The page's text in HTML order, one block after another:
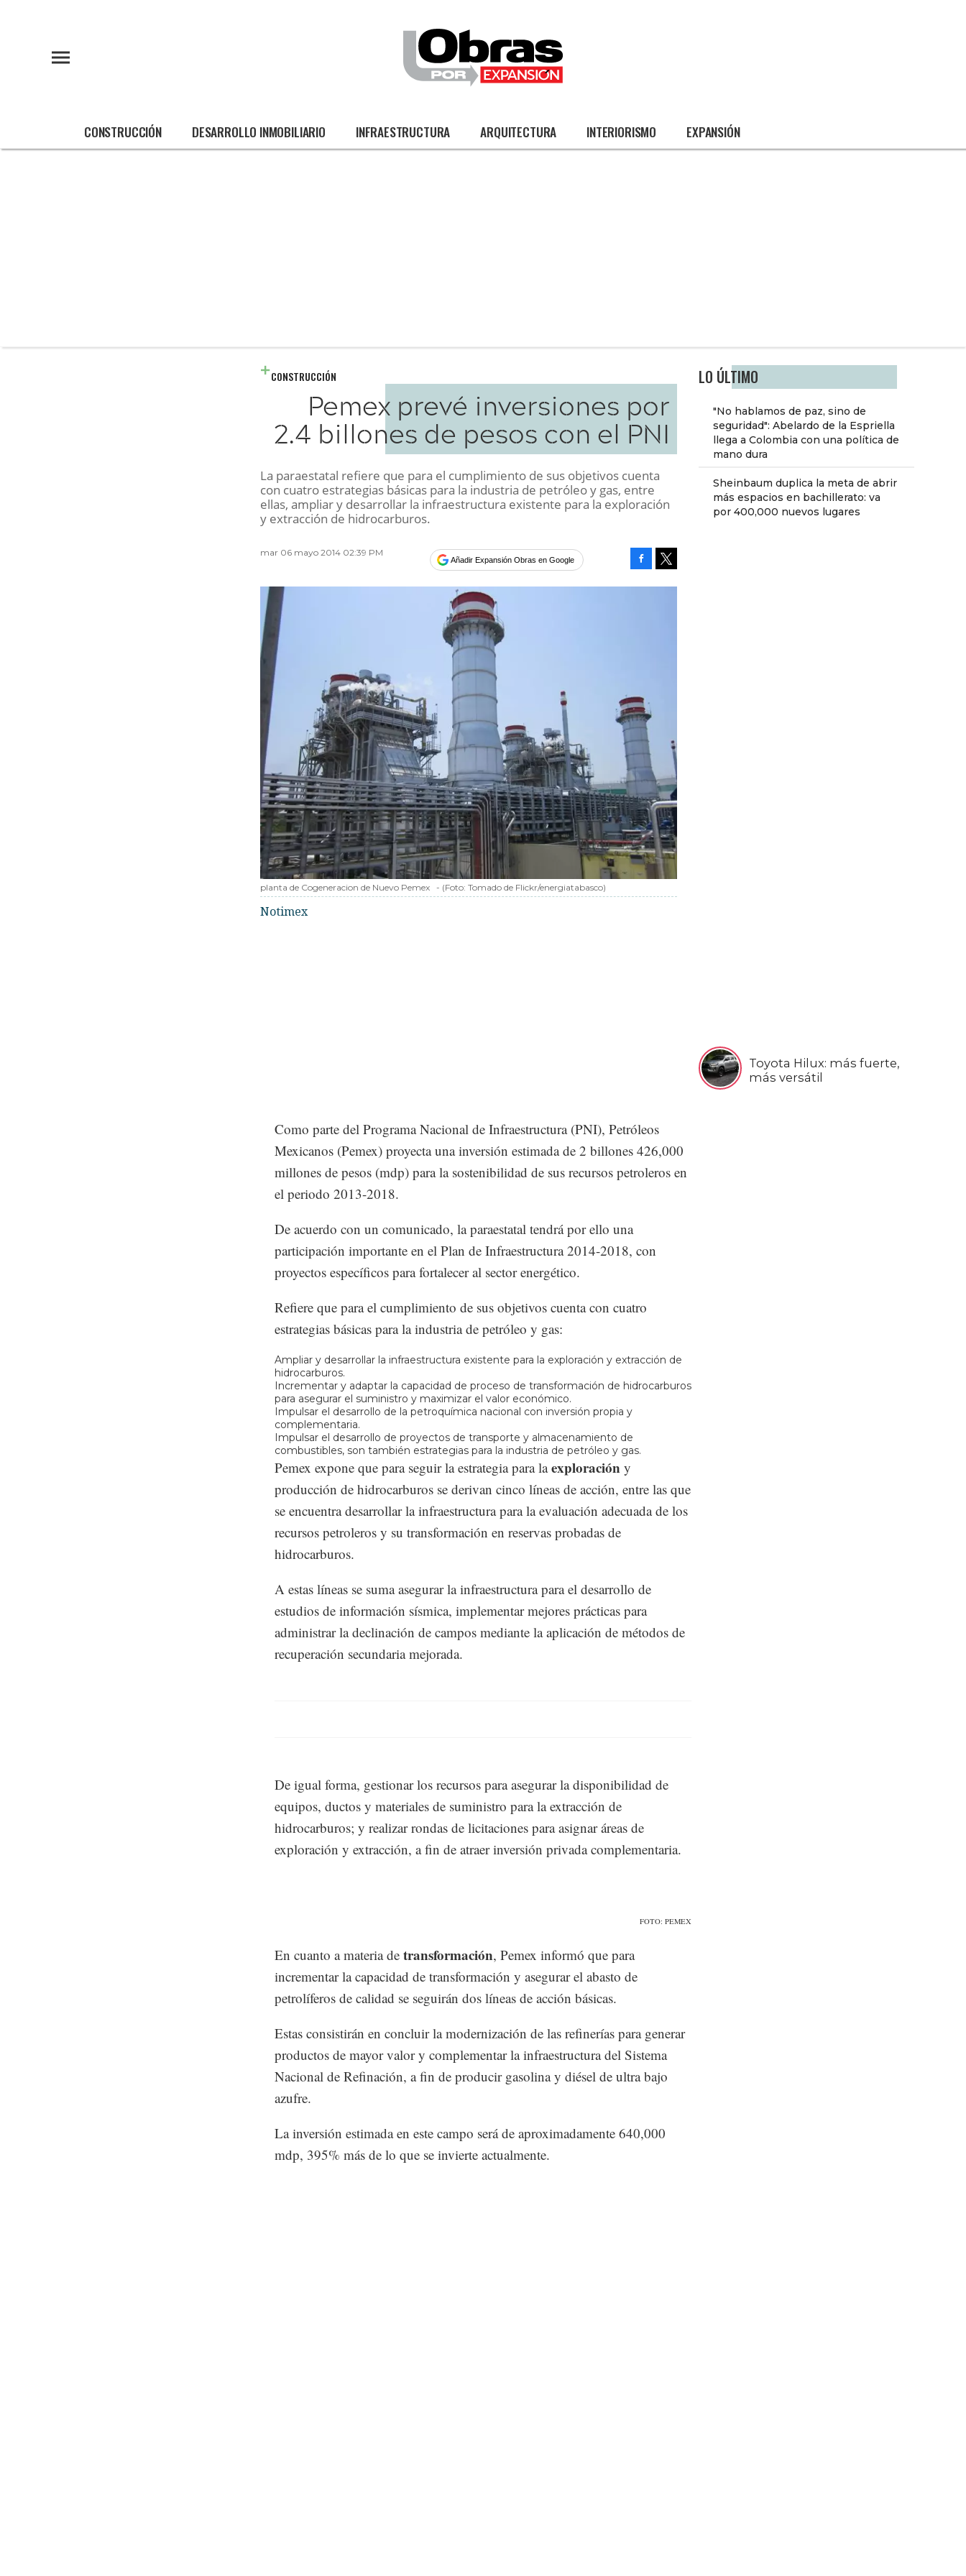
CONSTRUCCIÓN DESARROLLO INMOBILIARIO INFRAESTRUCTURA ARQUITECTURA INTERIORISMO EXPANSIÓN
LO ÚLTIMO
"No hablamos de paz, sino de
seguridad": Abelardo de la Espriella
llega a Colombia con una política de
mano dura
Sheinbaum duplica la meta de abrir
más espacios en bachillerato: va
por 400,000 nuevos lugares
Toyota Hilux: más fuerte,
más versátil
CONSTRUCCIÓN
Pemex prevé inversiones por
2.4 billones de pesos con el PNI
La paraestatal refiere que para el cumplimiento de sus objetivos cuenta
con cuatro estrategias básicas para la industria de petróleo y gas, entre
ellas, ampliar y desarrollar la infraestructura existente para la exploración
y extracción de hidrocarburos.
mar 06 mayo 2014 02:39 PM
Añadir Expansión Obras en Google
planta de Cogeneracion de Nuevo Pemex - (Foto: Tomado de Flickr/energiatabasco)
Notimex
Como parte del Programa Nacional de Infraestructura (PNI), Petróleos
Mexicanos (Pemex) proyecta una inversión estimada de 2 billones 426,000
millones de pesos (mdp) para la sostenibilidad de sus recursos petroleros en
el periodo 2013-2018.
De acuerdo con un comunicado, la paraestatal tendrá por ello una
participación importante en el Plan de Infraestructura 2014-2018, con
proyectos específicos para fortalecer al sector energético.
Refiere que para el cumplimiento de sus objetivos cuenta con cuatro
estrategias básicas para la industria de petróleo y gas:
Ampliar y desarrollar la infraestructura existente para la exploración y extracción de
hidrocarburos.
Incrementar y adaptar la capacidad de proceso de transformación de hidrocarburos
para asegurar el suministro y maximizar el valor económico.
Impulsar el desarrollo de la petroquímica nacional con inversión propia y
complementaria.
Impulsar el desarrollo de proyectos de transporte y almacenamiento de
combustibles, son también estrategias para la industria de petróleo y gas.
Pemex expone que para seguir la estrategia para laexploración y
producción de hidrocarburos se derivan cinco líneas de acción, entre las que
se encuentra desarrollar la infraestructura para la evaluación adecuada de los
recursos petroleros y su transformación en reservas probadas de
hidrocarburos.
A estas líneas se suma asegurar la infraestructura para el desarrollo de
estudios de información sísmica, implementar mejores prácticas para
administrar la declinación de campos mediante la aplicación de métodos de
recuperación secundaria mejorada.
De igual forma, gestionar los recursos para asegurar la disponibilidad de
equipos, ductos y materiales de suministro para la extracción de
hidrocarburos; y realizar rondas de licitaciones para asignar áreas de
exploración y extracción, a fin de atraer inversión privada complementaria.
FOTO: PEMEX
En cuanto a materia de transformación, Pemex informó que para
incrementar la capacidad de transformación y asegurar el abasto de
petrolíferos de calidad se seguirán dos líneas de acción básicas.
Estas consistirán en concluir la modernización de las refinerías para generar
productos de mayor valor y complementar la infraestructura del Sistema
Nacional de Refinación, a fin de producir gasolina y diésel de ultra bajo
azufre.
La inversión estimada en este campo será de aproximadamente 640,000
mdp, 395% más de lo que se invierte actualmente.